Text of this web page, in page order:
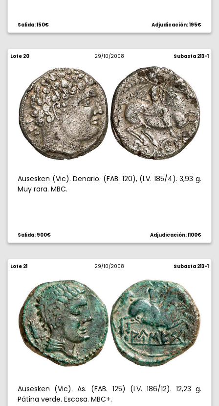
Salida: 150€ Adjudicación: 195€
Lote 20 29/10/2008 Subasta 213-1
Ausesken (Vic). Denario. (FAB. 120), (LV. 185/4). 3,93 g.
Muy rara. MBC.
Salida: 900€ Adjudicación: 1100€
Lote 21 29/10/2008 Subasta 213-1
Ausesken (Vic). As. (FAB. 125) (LV. 186/12). 12,23 g.
Pátina verde. Escasa. MBC+.